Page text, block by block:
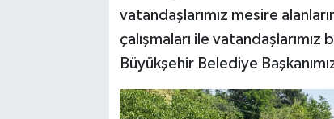
vatandaşlarımız mesire
çalışmaları ile
Büyükşehir Belediye